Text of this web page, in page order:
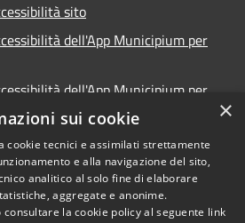
sito
dell'App Municipium per
dell'App Municipium per
Copyright © 2026 • Città di
×
sui cookie
cookie tecnici e assimilati strettamente
e alla navigazione del sito,
analitico al solo fine di elaborare
aggregate e anonime.
la cookie policy al seguente link